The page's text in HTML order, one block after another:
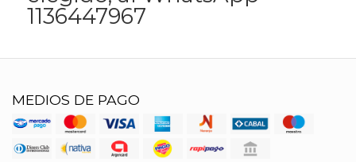
1136447967
MEDIOS DE PAGO